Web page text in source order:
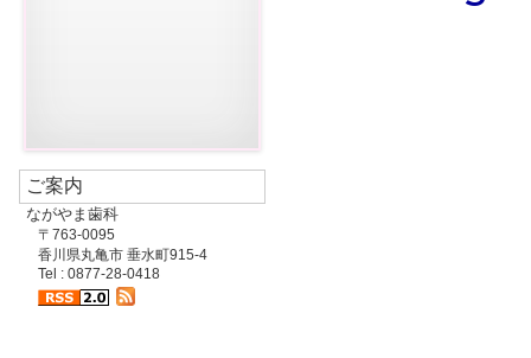
ご案内
ながやま歯科
〒763-0095
香川県丸亀市 垂水町915-4
Tel : 0877-28-0418